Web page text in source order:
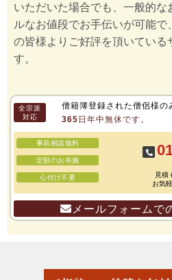
いただいた場合でも、一般的
ルなお値段でお手伝いが可能
の皆様よりご好評を頂いている
す。
全宗派
対応
僧籍簿登録された僧侶様の
365日年中無休です。
事前相談無料
定額のお布施
心付け不要 見積
お気
メールフォームで